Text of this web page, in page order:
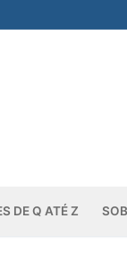
DE Q ATÉ Z